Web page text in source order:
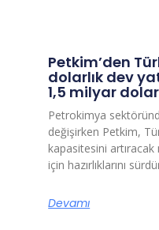
Petkim’den
dolarlık dev
1,5 milyar
Petrokimya
değişirken Petkim,
kapasitesini artıracak
için hazırlıklarını
Devamı